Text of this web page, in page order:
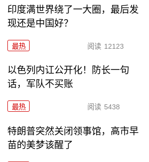
印度满世界绕了一大圈，最后发
现还是中国好？
最热 阅读 12123
以色列内讧公开化！防长一句
话，军队不买账
最热 阅读 5438
特朗普突然关闭领事馆，高市早
苗的美梦该醒了